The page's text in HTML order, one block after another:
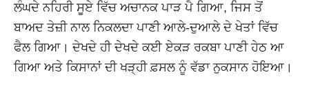
ਲੰਘਦੇ ਨਹਿਰੀ ਸੂਏ ਵਿੱਚ ਅਚਾਨਕ ਪਾੜ ਪੈ ਗਿਆ, ਜਿਸ ਤੋਂ
ਬਾਅਦ ਤੇਜ਼ੀ ਨਾਲ ਨਿਕਲਦਾ ਪਾਣੀ ਆਲੇ-ਦੁਆਲੇ ਦੇ ਖੇਤਾਂ ਵਿੱਚ
ਫੈਲ ਗਿਆ। ਦੇਖਦੇ ਹੀ ਦੇਖਦੇ ਕਈ ਏਕੜ ਰਕਬਾ ਪਾਣੀ ਹੇਠ ਆ
ਗਿਆ ਅਤੇ ਕਿਸਾਨਾਂ ਦੀ ਖੜ੍ਹੀ ਫ਼ਸਲ ਨੂੰ ਵੱਡਾ ਨੁਕਸਾਨ ਹੋਇਆ।